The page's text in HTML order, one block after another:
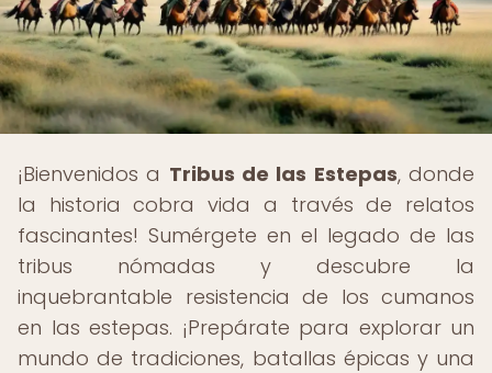
¡Bienvenidos a Tribus de las Estepas, donde
la historia cobra vida a través de relatos
fascinantes! Sumérgete en el legado de las
tribus nómadas y descubre la
inquebrantable resistencia de los cumanos
en las estepas. ¡Prepárate para explorar un
mundo de tradiciones, batallas épicas y una